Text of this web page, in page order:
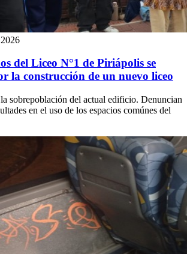
del Liceo N°1 de Piriápolis se
la construcción de un nuevo liceo
sobrepoblación del actual edificio. Denuncian
en el uso de los espacios comúnes del